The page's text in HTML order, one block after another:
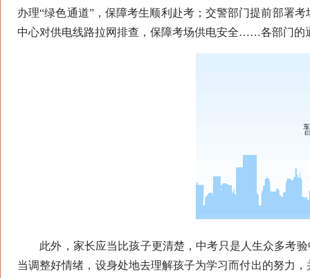
办理“绿色通道”，保障考生顺利赴考；交警部门提前部署
中心对供电线路拉网排查，保障考场供电安全……各部门的
此外，家长应当比孩子更清楚，中考只是人生众多考验
当调整好情绪，设身处地去理解孩子为学习而付出的努力